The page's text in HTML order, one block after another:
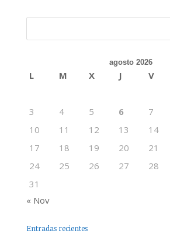
agosto 2026
L M X J V
3
4 5 6 7
10
11 12 13 14
17
18 19 20 21
24
25 26 27 28
31
« Nov
Entradas recientes